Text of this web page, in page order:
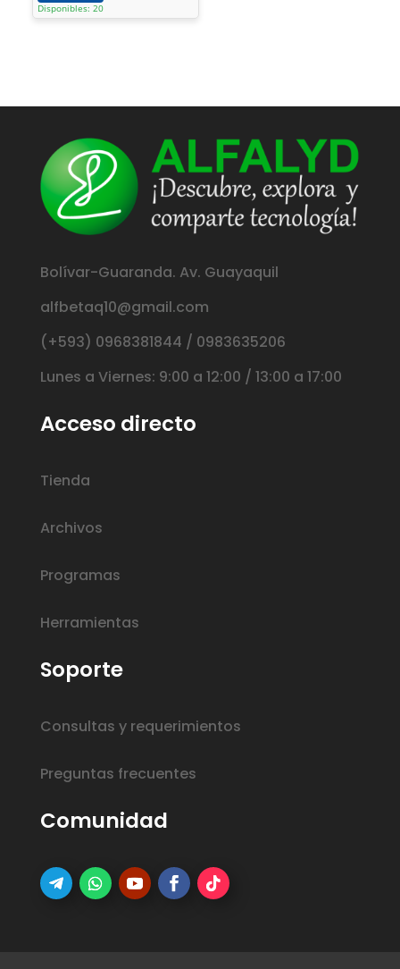
Disponibles: 20
Bolívar-Guaranda. Av. Guayaquil
alfbetaq10@gmail.com
(+593) 0968381844 / 0983635206
Lunes a Viernes: 9:00 a 12:00 / 13:00 a 17:00
Acceso directo
Tienda
Archivos
Programas
Herramientas
Soporte
Consultas y requerimientos
Preguntas frecuentes
Comunidad